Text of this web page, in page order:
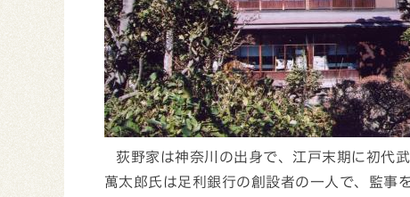
荻野家は神奈川の出身で、江戸末期に初代
萬太郎氏は足利銀行の創設者の一人で、監事